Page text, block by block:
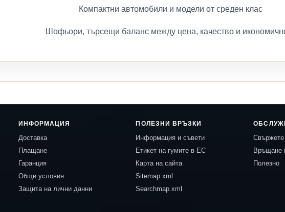
Компактни автомобили и модели от среден клас
Шофьори, търсещи баланс между цена, качество и
ИНФОРМАЦИЯ
Доставка
Плащане
Гаранция
Общи условия
Защита на лични данни
ПОЛЕЗНИ ВРЪЗКИ
Информация и съвети
Етикет на гумите в ЕС
Карта на сайта
Sitemap.xml
Searchmap.xml
Свържете
Връщане
Полезно